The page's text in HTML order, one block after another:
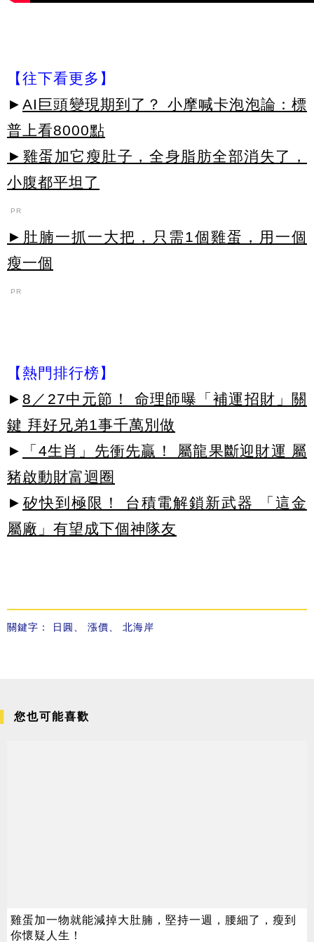
【往下看更多】
► AI巨頭變現期到了？ 小摩喊卡泡泡論：標
普上看8000點
►雞蛋加它瘦肚子，全身脂肪全部消失了，
小腹都平坦了
PR
►肚腩一抓一大把，只需1個雞蛋，用一個
瘦一個
PR
【熱門排行榜】
► 8／27中元節！ 命理師曝「補運招財」關
鍵 拜好兄弟1事千萬別做
►
「4生肖」先衝先贏！ 屬龍果斷迎財運 屬
豬啟動財富迴圈
► 矽快到極限！ 台積電解鎖新武器 「這金
屬廠」有望成下個神隊友
關鍵字： 日圓 漲價 北海岸
您也可能喜歡
雞蛋加一物就能減掉大肚腩，堅持一週，腰細了，瘦到
你懷疑人生！